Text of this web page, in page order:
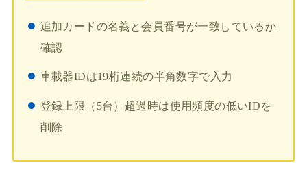
追加カードの名義と会員番号が一致しているか
確認
車載器IDは19桁連続の半角数字で入力
登録上限（5台）超過時は使用頻度の低いIDを
削除